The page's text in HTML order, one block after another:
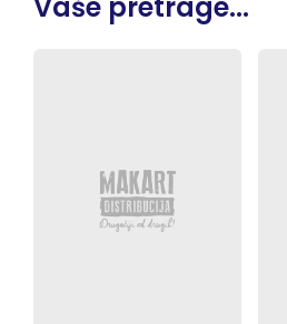
Vaše pretrage...